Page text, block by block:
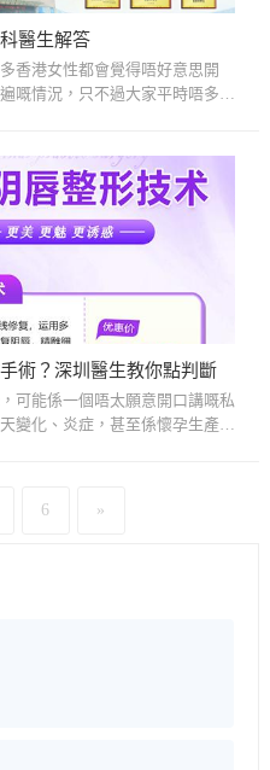
醫生解答
香港女性都會覺得唔好意思開
嘅情況，只不過大家平時唔多會
術？深圳醫生教你點判斷
可能係一個唔太願意開口講嘅私
變化、炎症，甚至係懷孕生產後
6 »